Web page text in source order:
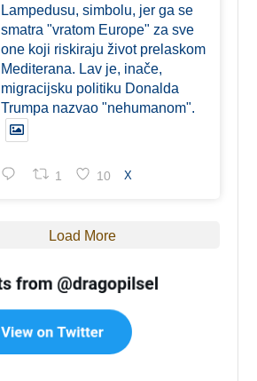
Lampedusu, simbolu, jer ga se
smatra "vratom Europe" za sve
one koji riskiraju život prelaskom
Mediterana. Lav je, inače,
migracijsku politiku Donalda
Trumpa nazvao "nehumanom".
1 10 X
Load More